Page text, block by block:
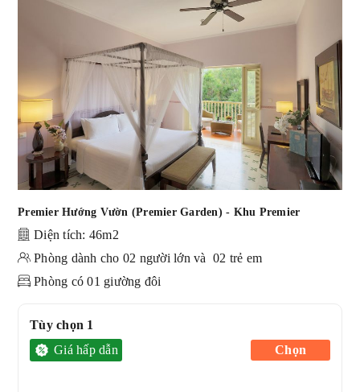
Premier Hướng Vườn (Premier Garden) - Khu Premier
Diện tích: 46m2
Phòng dành cho 02 người lớn và 02 trẻ em
Phòng có 01 giường đôi
Tùy chọn 1
Giá hấp dẫn
Chọn